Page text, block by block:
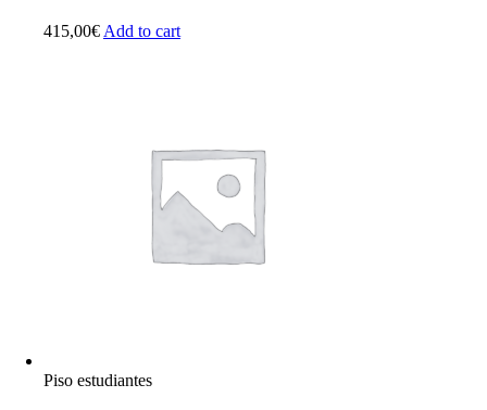
415,00€ Add to cart
Piso estudiantes